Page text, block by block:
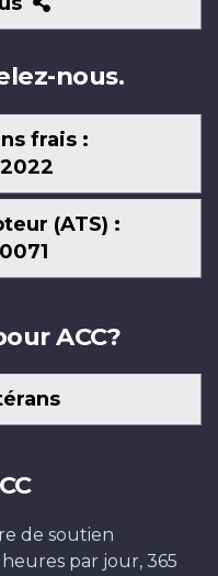
nous
nous.
frais :
(ATS) :
ACC?
de soutien
par jour, 365